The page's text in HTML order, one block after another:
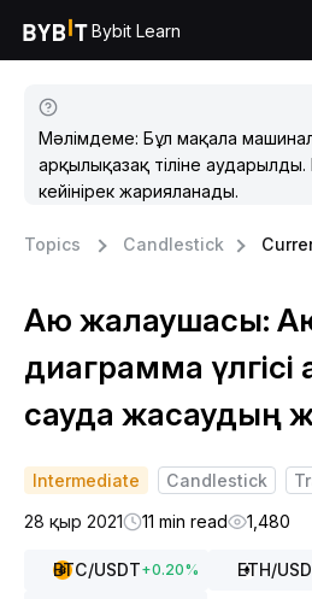
Bybit Learn
Мәлімдеме: Бұл мақала
арқылықазақ тіліне
кейінірек жарияланады.
Topics Candlestick
Аю жалаушасы:
диаграмма
сауда жасаудың
Intermediate Candlestick
28 қыр 2021
11 min read 1,480
BTC/USDT+0.20% ETH/